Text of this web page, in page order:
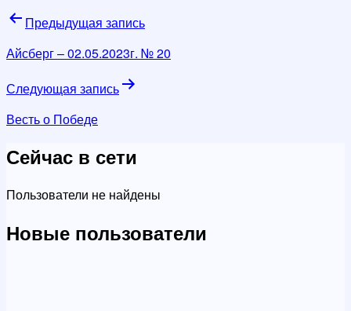
Навигация
по
Предыдущая запись
Айсберг – 02.05.2023г. № 20
Следующая запись
Весть о Победе
Сейчас в сети
Пользователи не найдены
Новые пользователи